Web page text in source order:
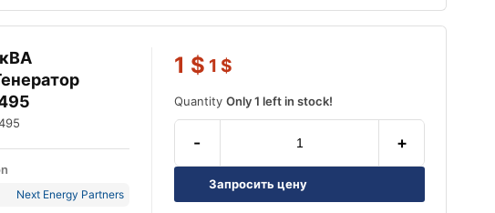
Next Energy Partners
1 $ 1 $
QuantityOnly 1 left in stock!
- +
Запросить цену